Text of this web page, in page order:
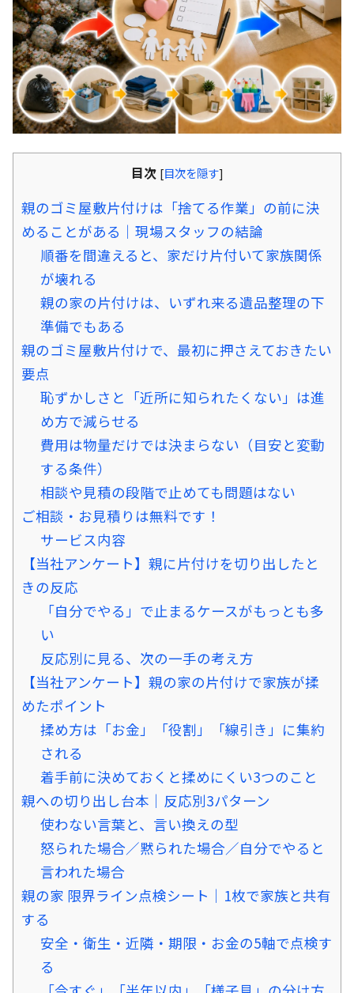
目次 [目次を隠す]
親のゴミ屋敷片付けは「捨てる作業」の前に決
めることがある｜現場スタッフの結論
順番を間違えると、家だけ片付いて家族関係
が壊れる
親の家の片付けは、いずれ来る遺品整理の下
準備でもある
親のゴミ屋敷片付けで、最初に押さえておきたい
要点
恥ずかしさと「近所に知られたくない」は進
め方で減らせる
費用は物量だけでは決まらない（目安と変動
する条件）
相談や見積の段階で止めても問題はない
ご相談・お見積りは無料です！
サービス内容
【当社アンケート】親に片付けを切り出したと
きの反応
「自分でやる」で止まるケースがもっとも多
い
反応別に見る、次の一手の考え方
【当社アンケート】親の家の片付けで家族が揉
めたポイント
揉め方は「お金」「役割」「線引き」に集約
される
着手前に決めておくと揉めにくい3つのこと
親への切り出し台本｜反応別3パターン
使わない言葉と、言い換えの型
怒られた場合／黙られた場合／自分でやると
言われた場合
親の家 限界ライン点検シート｜1枚で家族と共有
する
安全・衛生・近隣・期限・お金の5軸で点検す
る